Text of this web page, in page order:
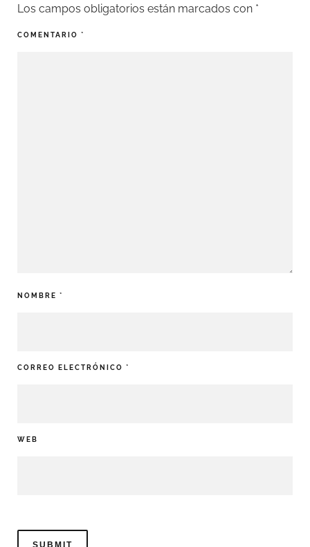
Los campos obligatorios están marcados con *
COMENTARIO *
NOMBRE *
CORREO ELECTRÓNICO *
WEB